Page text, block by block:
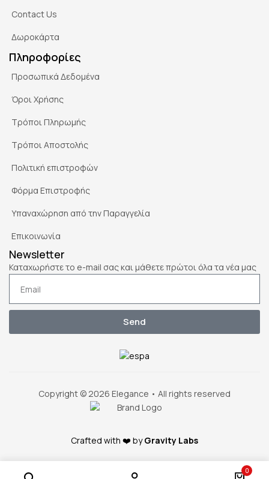
Contact Us
Δωροκάρτα
Πληροφορίες
Προσωπικά Δεδομένα
Όροι Χρήσης
Τρόποι Πληρωμής
Τρόποι Αποστολής
Πολιτική επιστροφών
Φόρμα Επιστροφής
Υπαναχώρηση από την Παραγγελία
Επικοινωνία
Newsletter
Καταχωρήστε το e-mail σας και μάθετε πρώτοι όλα τα νέα μας
Send
Copyright © 2026 Elegance • All rights reserved
Crafted with ❤️ byGravity Labs
0